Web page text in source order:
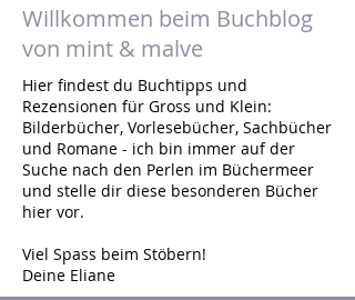
Willkommen beim Buchblog
von mint & malve
Hier findest du Buchtipps und
Rezensionen für Gross und Klein:
Bilderbücher, Vorlesebücher, Sachbücher
und Romane - ich bin immer auf der
Suche nach den Perlen im Büchermeer
und stelle dir diese besonderen Bücher
hier vor.
Viel Spass beim Stöbern!
Deine Eliane